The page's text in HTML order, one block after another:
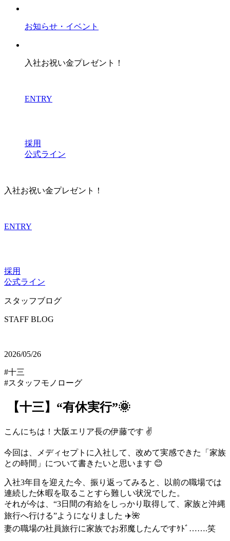
お知らせ・イベント
入社お祝い金プレゼント！
ENTRY
採用
公式ライン
入社お祝い金プレゼント！
ENTRY
採用
公式ライン
スタッフブログ
STAFF BLOG
2026/05/26
#十三
#スタッフモノローグ
【十三】“有休実行”🌞
こんにちは！大阪エリア長の伊藤です ✌️
今回は、メディセプトに入社して、改めて実感できた「家族
との時間」について書きたいと思います 😊
入社3年目を迎えた今、振り返ってみると、以前の職場では
連続した休暇を取ることすら難しい状況でした。
それが今は、“3日間の有給をしっかり取得して、家族と沖縄
旅行へ行ける”ようになりました ✈️🌺
妻の職場の社員旅行に家族でお邪魔したんですｹﾄﾞ…….笑